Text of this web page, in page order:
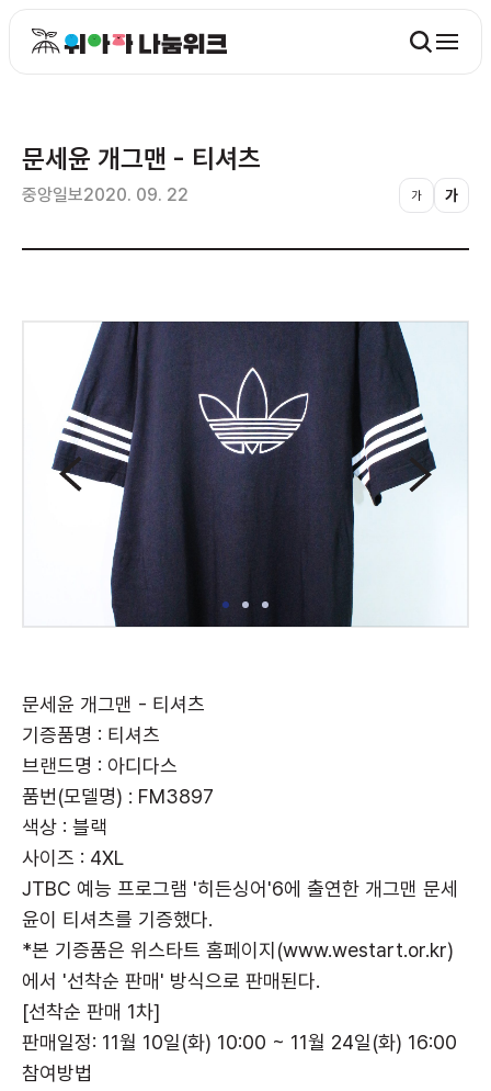
문세윤 개그맨 - 티셔츠
중앙일보2020. 09. 22
문세윤 개그맨 - 티셔츠
기증품명 : 티셔츠
브랜드명 : 아디다스
품번(모델명) : FM3897
색상 : 블랙
사이즈 : 4XL
JTBC 예능 프로그램 '히든싱어'6에 출연한 개그맨 문세
윤이 티셔츠를 기증했다.
*본 기증품은 위스타트 홈페이지(www.westart.or.kr)
에서 '선착순 판매' 방식으로 판매된다.
[선착순 판매 1차]
판매일정: 11월 10일(화) 10:00 ~ 11월 24일(화) 16:00
참여방법